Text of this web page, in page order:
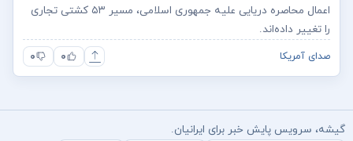
اعمال محاصره دریایی علیه جمهوری اسلامی، مسیر ۵۳ کشتی تجاری
را تغییر داده‌اند.
صدای آمریکا ۰ ۰
گیشه، سرویس پایش خبر برای ایرانیان.